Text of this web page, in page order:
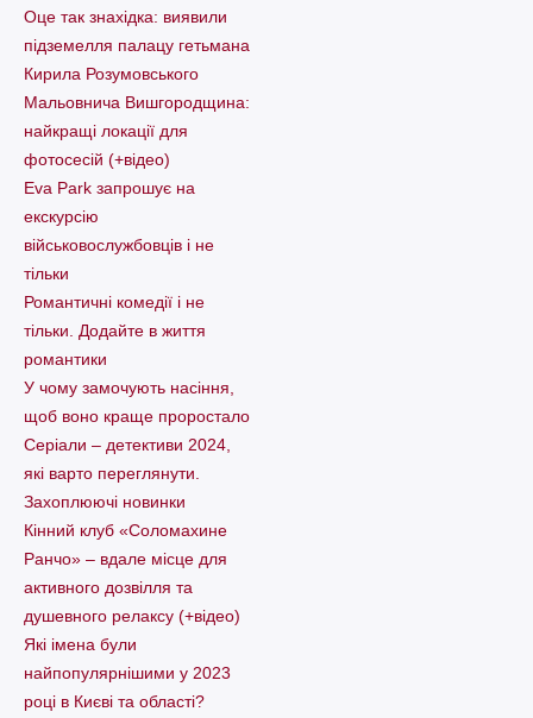
Оце так знахідка: виявили
підземелля палацу гетьмана
Кирила Розумовського
Мальовнича Вишгородщина:
найкращі локації для
фотосесій (+відео)
Eva Park запрошує на
екскурсію
військовослужбовців і не
тільки
Романтичні комедії і не
тільки. Додайте в життя
романтики
У чому замочують насіння,
щоб воно краще проростало
Серіали – детективи 2024,
які варто пеpеглянути.
Захоплюючі новинки
Кінний клуб «Соломахине
Ранчо» – вдале місце для
активного дозвілля та
душевного релаксу (+відео)
Які імена були
найпопулярнішими у 2023
році в Києві та області?